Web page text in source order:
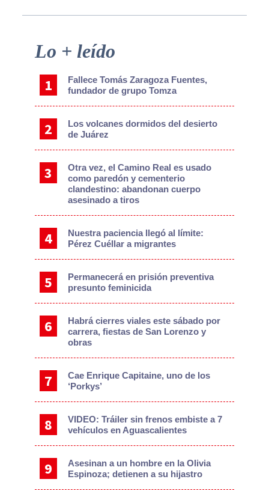
Primary
Sidebar
Lo + leído
Fallece Tomás Zaragoza Fuentes,
fundador de grupo Tomza
Los volcanes dormidos del desierto
de Juárez
Otra vez, el Camino Real es usado
como paredón y cementerio
clandestino: abandonan cuerpo
asesinado a tiros
Nuestra paciencia llegó al límite:
Pérez Cuéllar a migrantes
Permanecerá en prisión preventiva
presunto feminicida
Habrá cierres viales este sábado por
carrera, fiestas de San Lorenzo y
obras
Cae Enrique Capitaine, uno de los
‘Porkys’
VIDEO: Tráiler sin frenos embiste a 7
vehículos en Aguascalientes
Asesinan a un hombre en la Olivia
Espinoza; detienen a su hijastro